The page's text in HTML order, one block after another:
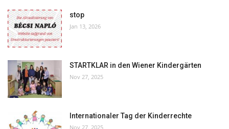
stop
Jan 13, 2026
STARTKLAR in den Wiener Kindergärten
Nov 27, 2025
Internationaler Tag der Kinderrechte
Nov 27, 2025